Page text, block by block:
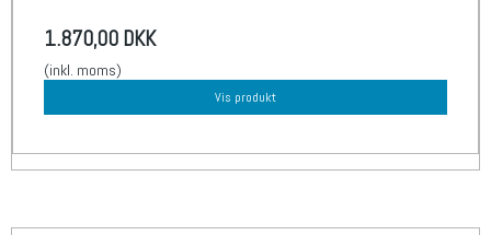
1.870,00 DKK
(inkl. moms)
Vis produkt